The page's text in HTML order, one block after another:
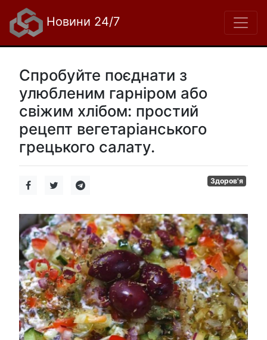
Новини 24/7
Спробуйте поєднати з
улюбленим гарніром або
свіжим хлібом: простий
рецепт вегетаріанського
грецького салату.
Здоров'я